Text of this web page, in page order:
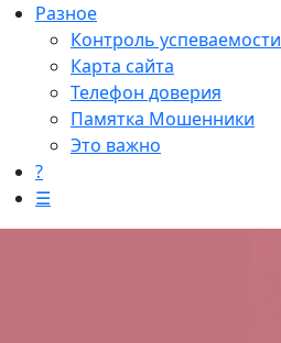
Разное
Контроль успеваемости
Карта сайта
Телефон доверия
Памятка Мошенники
Это важно
?
☰